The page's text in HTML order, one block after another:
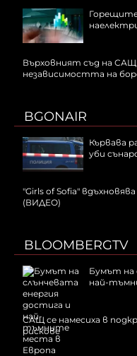
Горещите
Върховният съд на
независимостта на
BGONAIR
Кървава
уби
"Girls of Sofia"
(ВИДЕО)
BLOOMBERGTV
Бумът на
най-
САЩ се намесиха в
рискове